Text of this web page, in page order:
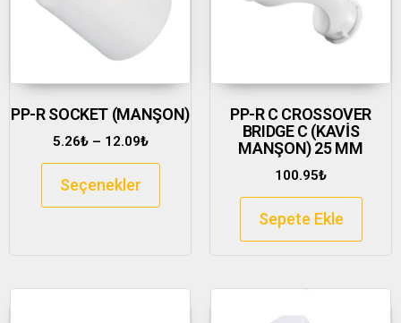
PP-R SOCKET (MANŞON)
5.26₺ – 12.09₺
Seçenekler
PP-R C CROSSOVER
BRIDGE C (KAVİS
MANŞON) 25 MM
100.95₺
Sepete Ekle